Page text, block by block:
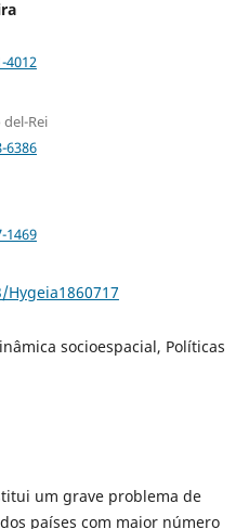
Rei
6386
1469
socioespacial, Políticas
um grave problema de
países com maior número